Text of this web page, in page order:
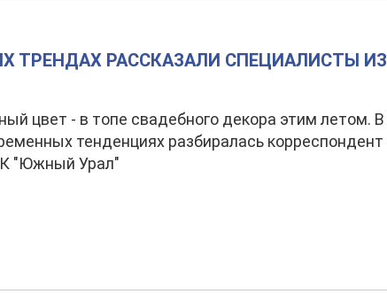
ТРЕНДАХ РАССКАЗАЛИ СПЕЦИАЛИСТЫ ИЗ
цвет - в топе свадебного декора этим летом. В
тенденциях разбиралась корреспондент
"Южный Урал"